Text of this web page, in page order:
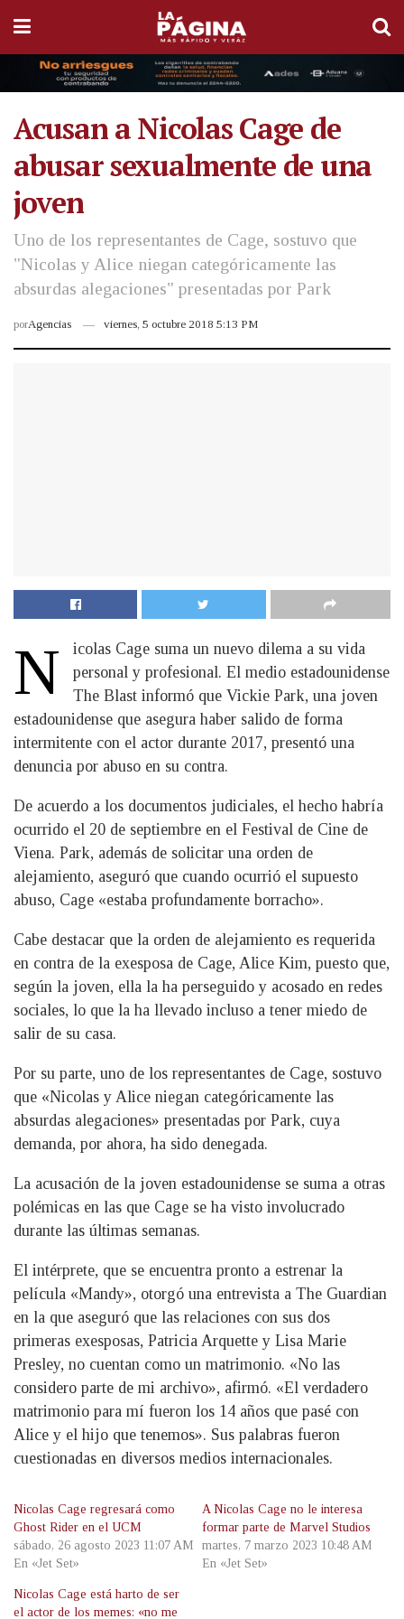
Acusan a Nicolas Cage de
abusar sexualmente de una
joven
Uno de los representantes de Cage, sostuvo que
"Nicolas y Alice niegan categóricamente las
absurdas alegaciones" presentadas por Park
porAgencias viernes, 5 octubre 2018 5:13 PM
N
icolas Cage suma un nuevo dilema a su vida
personal y profesional. El medio estadounidense
The Blast informó que Vickie Park, una joven
estadounidense que asegura haber salido de forma
intermitente con el actor durante 2017, presentó una
denuncia por abuso en su contra.
De acuerdo a los documentos judiciales, el hecho habría
ocurrido el 20 de septiembre en el Festival de Cine de
Viena. Park, además de solicitar una orden de
alejamiento, aseguró que cuando ocurrió el supuesto
abuso, Cage «estaba profundamente borracho».
Cabe destacar que la orden de alejamiento es requerida
en contra de la exesposa de Cage, Alice Kim, puesto que,
según la joven, ella la ha perseguido y acosado en redes
sociales, lo que la ha llevado incluso a tener miedo de
salir de su casa.
Por su parte, uno de los representantes de Cage, sostuvo
que «Nicolas y Alice niegan categóricamente las
absurdas alegaciones» presentadas por Park, cuya
demanda, por ahora, ha sido denegada.
La acusación de la joven estadounidense se suma a otras
polémicas en las que Cage se ha visto involucrado
durante las últimas semanas.
El intérprete, que se encuentra pronto a estrenar la
película «Mandy», otorgó una entrevista a The Guardian
en la que aseguró que las relaciones con sus dos
primeras exesposas, Patricia Arquette y Lisa Marie
Presley, no cuentan como un matrimonio. «No las
considero parte de mi archivo», afirmó. «El verdadero
matrimonio para mí fueron los 14 años que pasé con
Alice y el hijo que tenemos». Sus palabras fueron
cuestionadas en diversos medios internacionales.
Nicolas Cage regresará como
Ghost Rider en el UCM
sábado, 26 agosto 2023 11:07 AM
En «Jet Set»
A Nicolas Cage no le interesa
formar parte de Marvel Studios
martes, 7 marzo 2023 10:48 AM
En «Jet Set»
Nicolas Cage está harto de ser
el actor de los memes: «no me